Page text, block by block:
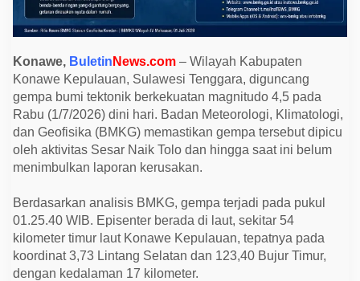
n
a
w
K
e
p
u
l
a
u
a
n
,
t
r
a
T
e
Konawe, Buletin News.com – Wilayah Kabupaten
Konawe Kepulauan, Sulawesi Tenggara, diguncang
gempa bumi tektonik berkekuatan magnitudo 4,5 pada
Rabu (1/7/2026) dini hari. Badan Meteorologi, Klimatologi,
dan Geofisika (BMKG) memastikan gempa tersebut dipicu
oleh aktivitas Sesar Naik Tolo dan hingga saat ini belum
menimbulkan laporan kerusakan.
Berdasarkan analisis BMKG, gempa terjadi pada pukul
01.25.40 WIB. Episenter berada di laut, sekitar 54
kilometer timur laut Konawe Kepulauan, tepatnya pada
koordinat 3,73 Lintang Selatan dan 123,40 Bujur Timur,
dengan kedalaman 17 kilometer.